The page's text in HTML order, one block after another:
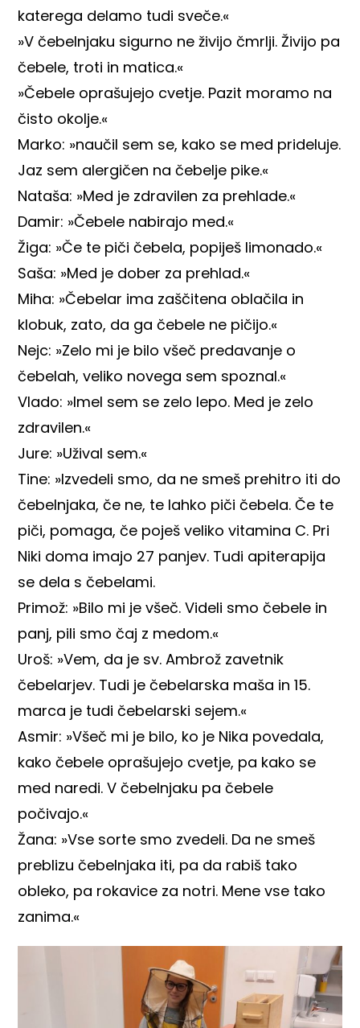
katerega delamo tudi sveče.«
»V čebelnjaku sigurno ne živijo čmrlji. Živijo pa
čebele, troti in matica.«
»Čebele oprašujejo cvetje. Pazit moramo na
čisto okolje.«
Marko: »naučil sem se, kako se med prideluje.
Jaz sem alergičen na čebelje pike.«
Nataša: »Med je zdravilen za prehlade.«
Damir: »Čebele nabirajo med.«
Žiga: »Če te piči čebela, popiješ limonado.«
Saša: »Med je dober za prehlad.«
Miha: »Čebelar ima zaščitena oblačila in
klobuk, zato, da ga čebele ne pičijo.«
Nejc: »Zelo mi je bilo všeč predavanje o
čebelah, veliko novega sem spoznal.«
Vlado: »Imel sem se zelo lepo. Med je zelo
zdravilen.«
Jure: »Užival sem.«
Tine: »Izvedeli smo, da ne smeš prehitro iti do
čebelnjaka, če ne, te lahko piči čebela. Če te
piči, pomaga, če poješ veliko vitamina C. Pri
Niki doma imajo 27 panjev. Tudi apiterapija
se dela s čebelami.
Primož: »Bilo mi je všeč. Videli smo čebele in
panj, pili smo čaj z medom.«
Uroš: »Vem, da je sv. Ambrož zavetnik
čebelarjev. Tudi je čebelarska maša in 15.
marca je tudi čebelarski sejem.«
Asmir: »Všeč mi je bilo, ko je Nika povedala,
kako čebele oprašujejo cvetje, pa kako se
med naredi. V čebelnjaku pa čebele
počivajo.«
Žana: »Vse sorte smo zvedeli. Da ne smeš
preblizu čebelnjaka iti, pa da rabiš tako
obleko, pa rokavice za notri. Mene vse tako
zanima.«